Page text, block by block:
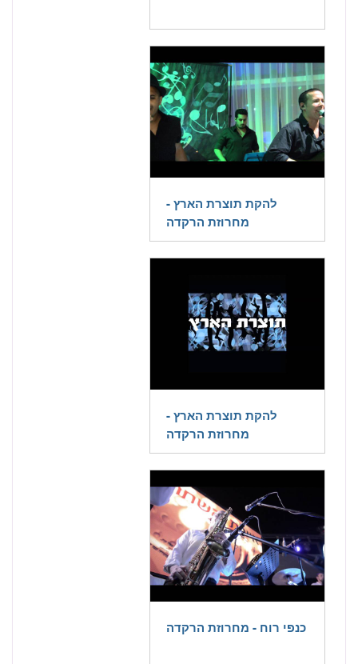
להקת תוצרת הארץ -
מחרוזת הרקדה
להקת תוצרת הארץ -
מחרוזת הרקדה
כנפי רוח - מחרוזת הרקדה